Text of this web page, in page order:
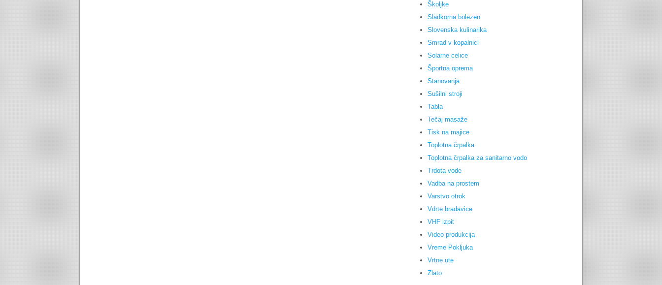
Školjke
Sladkorna bolezen
Slovenska kulinarika
Smrad v kopalnici
Solarne celice
Športna oprema
Stanovanja
Sušilni stroji
Tabla
Tečaj masaže
Tisk na majice
Toplotna črpalka
Toplotna črpalka za sanitarno vodo
Trdota vode
Vadba na prostem
Varstvo otrok
Vdrte bradavice
VHF izpit
Video produkcija
Vreme Pokljuka
Vrtne ute
Zlato